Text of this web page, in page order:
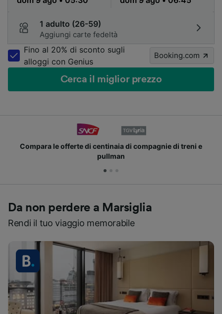
1 adulto (26-59)
Aggiungi carte fedeltà
Fino al 20% di sconto sugli
alloggi con Genius
Booking.com
Cerca il miglior prezzo
le offerte di centinaia di compagnie di treni e
Da non perdere a Marsiglia
Rendi il tuo viaggio memorabile